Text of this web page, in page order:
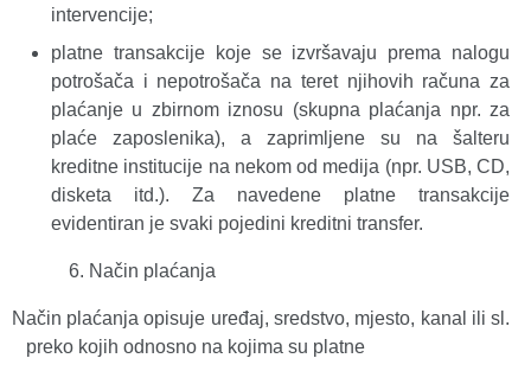
intervencije;
platne transakcije koje se izvršavaju prema nalogu
potrošača i nepotrošača na teret njihovih računa za
plaćanje u zbirnom iznosu (skupna plaćanja npr. za
plaće zaposlenika), a zaprimljene su na šalteru
kreditne institucije na nekom od medija (npr. USB, CD,
disketa itd.). Za navedene platne transakcije
evidentiran je svaki pojedini kreditni transfer.
Način plaćanja
Način plaćanja opisuje uređaj, sredstvo, mjesto, kanal ili sl.
preko kojih odnosno na kojima su platne